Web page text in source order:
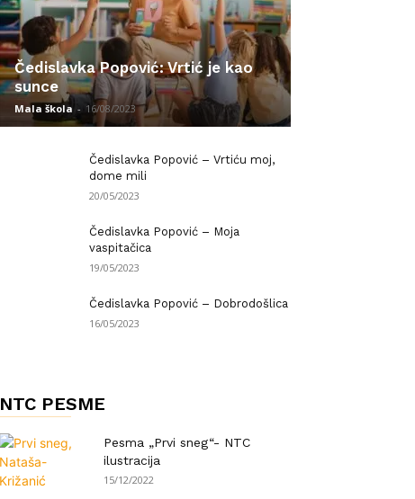
Čedislavka Popović: Vrtić je kao
sunce
Mala škola - 16/08/2023
Čedislavka Popović – Vrtiću moj,
dome mili
20/05/2023
Čedislavka Popović – Moja
vaspitačica
19/05/2023
Čedislavka Popović – Dobrodošlica
16/05/2023
NTC PESME
Pesma „Prvi sneg“- NTC
ilustracija
15/12/2022